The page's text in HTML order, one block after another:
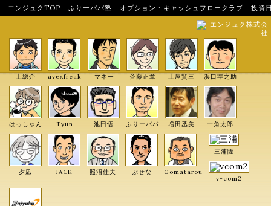
エンジュクTOP ふりーパパ塾 オプション・キャッシュフロークラブ
投資
エンジュク株式会
社
上総介 avexfreak マネー 斉藤正章 土屋賢三 浜口準之助
はっしゃん Tyun 池田悟 ふりーパパ 増田丞美 一角太郎
夕凪 JACK 照沼佳夫 ぶせな Gomatarou
三浦隆
v-com2